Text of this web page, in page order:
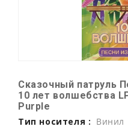
Сказочный патруль
10 лет волшебства
Purple
Тип носителя : Винил